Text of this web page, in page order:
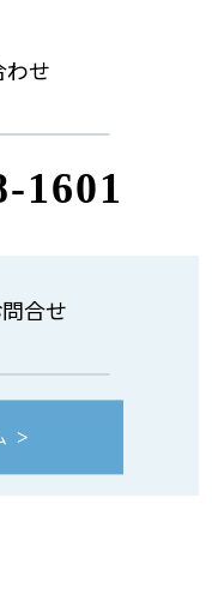
わせ
1601
合せ